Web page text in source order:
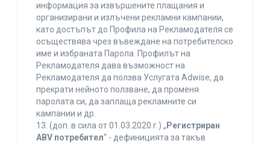
информация за извършените плащания и
организирани и излъчени рекламни кампании,
като достъпът до Профила на Рекламодателя се
осъществява чрез въвеждане на потребителско
име и избраната Парола. Профилът на
Рекламодателя дава възможност на
Рекламодателя да ползва Услугата Adwise, да
прекрати нейното ползване, да променя
паролата си, да заплаща рекламните си
кампании и др.
13. (доп. в сила от 01.03.2020 г.) „ Регистриран
ABV потребител“ - дефиницията за такъв